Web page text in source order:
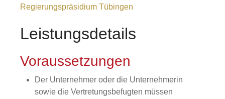
Regierungspräsidium Tübingen
Leistungsdetails
Voraussetzungen
Der Unternehmer oder die Unternehmerin
sowie die Vertretungsbefugten müssen